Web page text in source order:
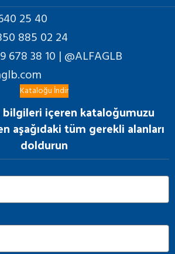
25 40
885 02 24
678 38 10 | @ALFAGLB
Kataloğu İndir
bilgileri içeren kataloğumuzu
aşağıdaki tüm gerekli alanları
doldurun